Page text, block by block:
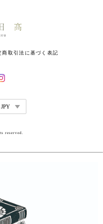
商取引法に基づく表記
reserved.